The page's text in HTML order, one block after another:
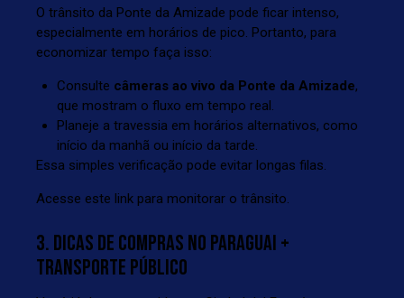
O trânsito da Ponte da Amizade pode ficar intenso,
especialmente em horários de pico. Portanto, para
economizar tempo faça isso:
Consulte câmeras ao vivo da Ponte da Amizade,
que mostram o fluxo em tempo real.
Planeje a travessia em horários alternativos, como
início da manhã ou início da tarde.
Essa simples verificação pode evitar longas filas.
Acesse este link para monitorar o trânsito.
3. DICAS DE COMPRAS NO PARAGUAI +
TRANSPORTE PÚBLICO